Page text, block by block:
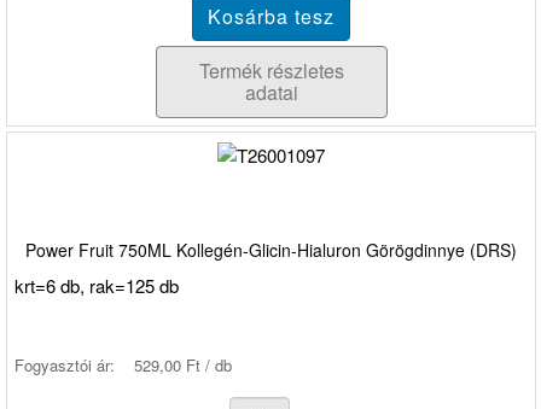
Termék részletes
adatai
Power Fruit 750ML Kollegén-Glicin-Hialuron Görögdinnye (DRS)
krt=6 db, rak=125 db
Fogyasztói ár: 529,00 Ft / db